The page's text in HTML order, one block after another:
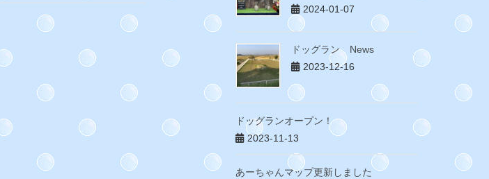
2024-01-07
ドッグラン News
2023-12-16
ドッグランオープン！
2023-11-13
あーちゃんマップ更新しました